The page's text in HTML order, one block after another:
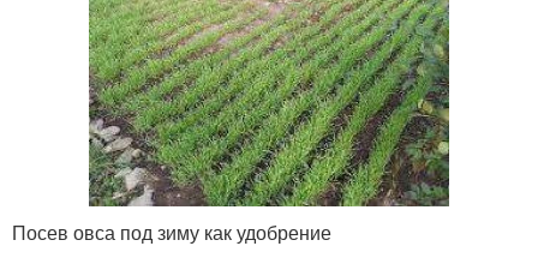
Посев овса под зиму как удобрение